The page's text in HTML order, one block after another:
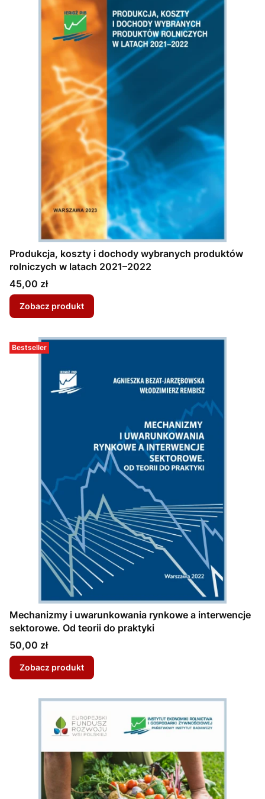
Produkcja, koszty i dochody wybranych produktów
rolniczych w latach 2021–2022
Cena
45,00 zł
Zobacz produkt
Bestseller
Mechanizmy i uwarunkowania rynkowe a interwencje
sektorowe. Od teorii do praktyki
Cena
50,00 zł
Zobacz produkt